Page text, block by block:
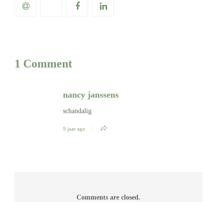
1 Comment
nancy janssens
schandalig
9 jaar ago
Comments are closed.